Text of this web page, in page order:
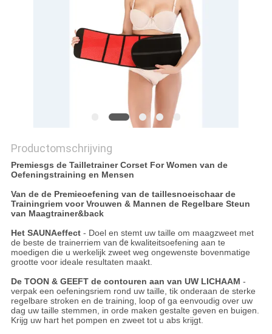
Productomschrijving
Premiesgs de Tailletrainer Corset For Women van de
Oefeningstraining en Mensen
Van de de Premieoefening van de taillesnoeischaar de
Trainingriem voor Vrouwen & Mannen de Regelbare Steun
van Maagtrainer&back
Het SAUNAeffect- Doel en stemt uw taille om maagzweet met
de beste de trainerriem van de kwaliteitsoefening aan te
moedigen die u werkelijk zweet weg ongewenste bovenmatige
grootte voor ideale resultaten maakt.
De TOON & GEEFT de contouren aan van UW LICHAAM -
verpak een oefeningsriem rond uw taille, tik onderaan de sterke
regelbare stroken en de training, loop of ga eenvoudig over uw
dag uw taille stemmen, in orde maken gestalte geven en buigen.
Krijg uw hart het pompen en zweet tot u abs krijgt.